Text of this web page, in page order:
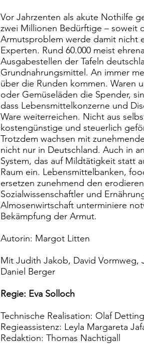
Vor Jahrzenten als akute Nothilfe
zwei Millionen Bedürftige – soweit
Armutsproblem werde damit nicht
Experten. Rund 60.000 meist
Ausgabestellen der Tafeln
Grundnahrungsmittel. An immer
über die Runden kommen. Waren
oder Gemüseläden die Spender,
dass Lebensmittelkonzerne und
Ware weiterreichen. Nicht aus
kostengünstige und steuerlich
Trotzdem wachsen mit
nicht nur in Deutschland. Auch in
System, das auf Mildtätigkeit statt
Raum ein. Lebensmittelbanken,
ersetzen zunehmend den
Sozialwissenschaftler und
Almosenwirtschaft unterminiere
Bekämpfung der Armut.
Autorin: Margot Litten
Mit Judith Jakob, David Vormweg,
Daniel Berger
Regie: Eva Solloch
Technische Realisation: Olaf
Regieassistenz: Leyla Margareta
Redaktion: Thomas Nachtigall